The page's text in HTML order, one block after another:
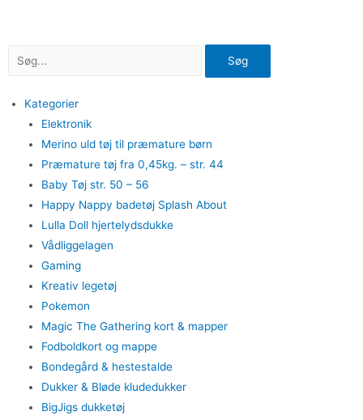
Søg
Kategorier
Elektronik
Merino uld tøj til præmature børn
Præmature tøj fra 0,45kg. – str. 44
Baby Tøj str. 50 – 56
Happy Nappy badetøj Splash About
Lulla Doll hjertelydsdukke
Vådliggelagen
Gaming
Kreativ legetøj
Pokemon
Magic The Gathering kort & mapper
Fodboldkort og mappe
Bondegård & hestestalde
Dukker & Bløde kludedukker
BigJigs dukketøj